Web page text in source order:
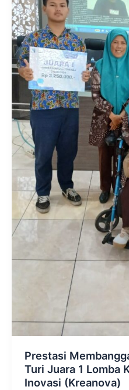
Prestasi
Turi Juara 1 Lomba
Inovasi (Kreanova)